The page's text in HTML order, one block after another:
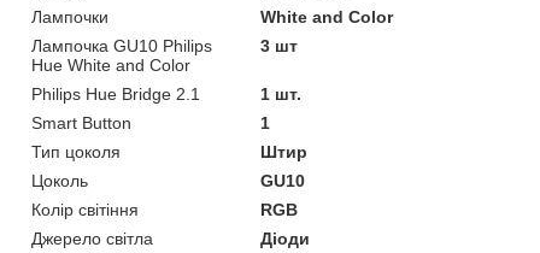
Лампочки
White and Color
Лампочка GU10 Philips
Hue White and Color
3 шт
Philips Hue Bridge 2.1
1 шт.
Smart Button
1
Тип цоколя
Штир
Цоколь
GU10
Колір світіння
RGB
Джерело світла
Діоди